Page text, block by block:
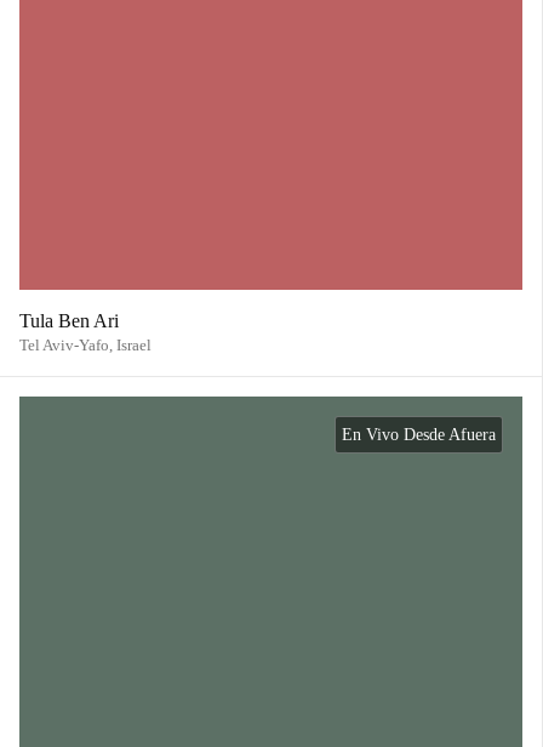
Tula Ben Ari
Tel Aviv-Yafo, Israel
En Vivo Desde Afuera